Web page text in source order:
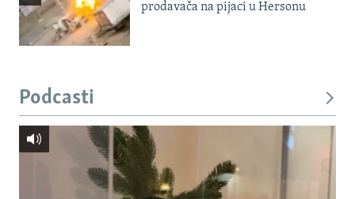
prodavača na pijaci u Hersonu
Podcasti